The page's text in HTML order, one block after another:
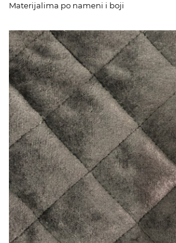
Materijalima po nameni i boji